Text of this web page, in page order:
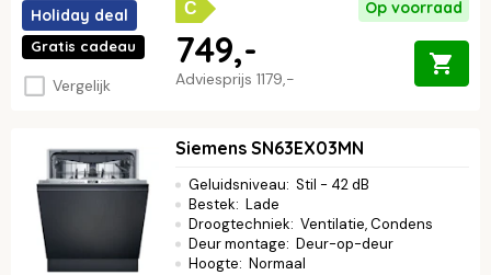
Holiday deal
Gratis cadeau
Vergelijk
C Op voorraad
Adviesprijs 1179,-
749,-
Siemens SN63EX03MN
Geluidsniveau: Stil - 42 dB
Bestek: Lade
Droogtechniek: Ventilatie, Condens
Deur montage: Deur-op-deur
Hoogte: Normaal